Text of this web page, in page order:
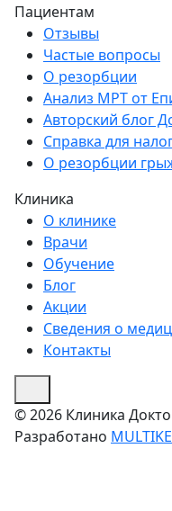
Пациентам
Отзывы
Частые вопросы
О резорбции
Анализ МРТ от
Авторский блог
Справка для
О резорбции
Клиника
О клинике
Врачи
Обучение
Блог
Акции
Сведения о
Контакты
© 2026 Клиника
Разработано